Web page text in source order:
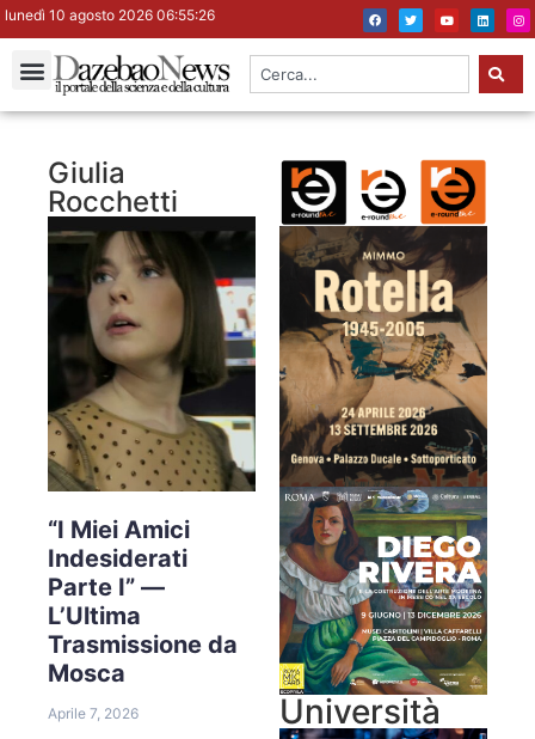
lunedì 10 agosto 2026 06:55:27
Giulia
Rocchetti
“I Miei Amici
Indesiderati
Parte I” —
L’Ultima
Trasmissione da
Mosca
Aprile 7, 2026 Università